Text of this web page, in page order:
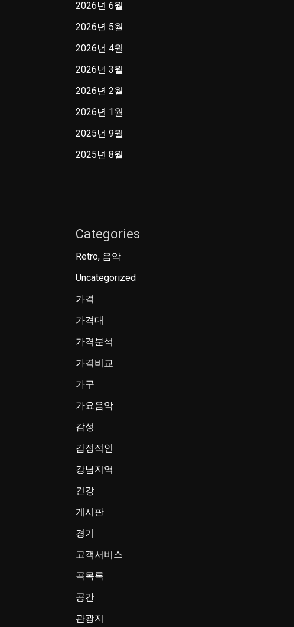
2026년 6월
2026년 5월
2026년 4월
2026년 3월
2026년 2월
2026년 1월
2025년 9월
2025년 8월
Categories
Retro, 음악
Uncategorized
가격
가격대
가격분석
가격비교
가구
가요음악
감성
감정적인
강남지역
건강
게시판
경기
고객서비스
곡목록
공간
관광지